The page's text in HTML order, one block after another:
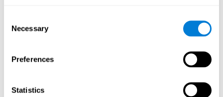
Selection
Necessary
Preferences
Statistics
Capacité d'exécuter efficacement des mouvements précis et
ordonnés.
réaction est la capacité à percevoir, traiter et répondre à